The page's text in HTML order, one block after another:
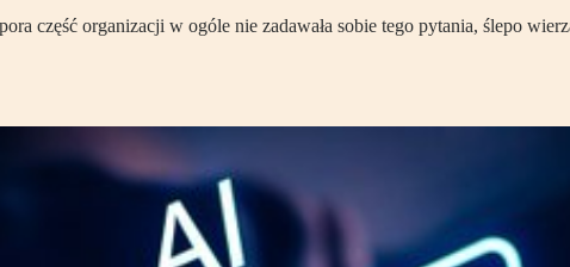
część organizacji w ogóle nie zadawała sobie tego pytania, ślepo